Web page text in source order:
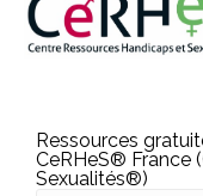
Ressources
CeRHeS® France
Sexualités®)